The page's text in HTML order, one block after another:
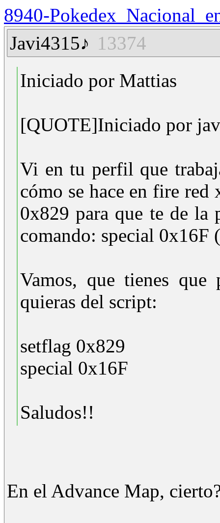
8940-
Javi4315♪ 13374
Iniciado por Mattias
[QUOTE]Iniciado por
Vi en tu perfil que
cómo se hace en fire
0x829 para que te de la
comando: special 0x16F
Vamos, que tienes
quieras del script:
setflag 0x829
special 0x16F
Saludos!!
En el Advance Map,